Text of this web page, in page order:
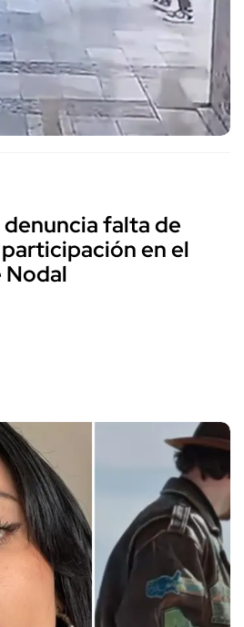
falta de
en el